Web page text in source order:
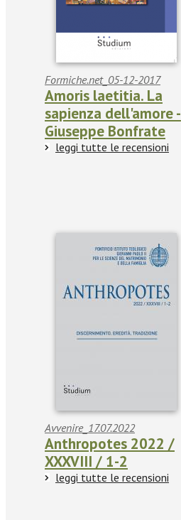
Formiche.net_05-12-2017
Amoris laetitia. La
sapienza dell'amore -
Giuseppe Bonfrate
leggi tutte le recensioni
Avvenire_17.07.2022
Anthropotes 2022 /
XXXVIII / 1-2
leggi tutte le recensioni